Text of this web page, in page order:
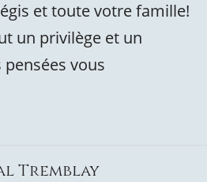
et toute votre famille!
un privilège et un
vous
Tremblay